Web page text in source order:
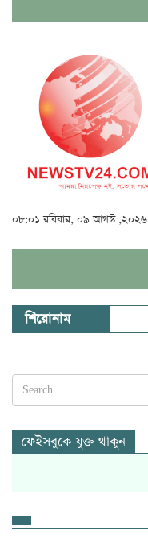
০৮:০১ রবিবার, ০৯ আগস্ট ,২০২৬
শিরোনাম
ফেইসবুকে যুক্ত থাকুন